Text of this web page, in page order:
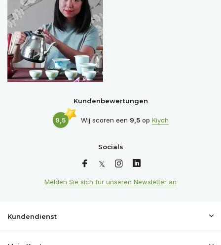
Kundenbewertungen
9,5 Wij scoren een 9,5op Kiyoh
Socials
Melden Sie sich für unseren Newsletter an
Kundendienst